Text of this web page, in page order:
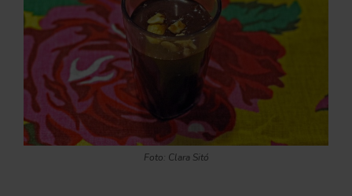
Foto: Clara Sitó